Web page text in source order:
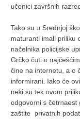
učenici završnih
Tako su u Srednjoj
maturanti imali priliku
načelnika policijske
Grčko čuti o
čine na internetu, a o
informirani. Iako će
neki su tek ovom
odgovorni s četrnaest
zaštite privatnih